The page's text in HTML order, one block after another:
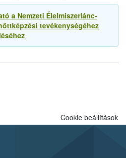
a Nemzeti Élelmiszerlánc-
tevékenységéhez
Cookie beállítások